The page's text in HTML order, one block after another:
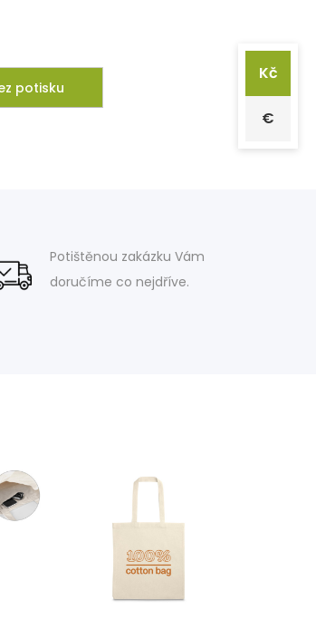
potisku
Potištěnou zakázku Vám
doručíme co nejdříve.
Kč
€